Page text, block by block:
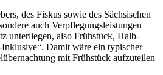
des Fiskus sowie des Sächsischen
auch Verpflegungsleistungen
unterliegen, also Frühstück, Halb-
Damit wäre ein typischer
mit Frühstück aufzuteilen